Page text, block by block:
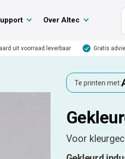
Over Altec
uit voorraad leverbaar Gratis
Te printen met:
Voor